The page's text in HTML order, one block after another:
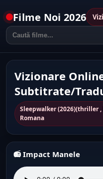
Filme Noi 2026
Vizionare
Subtitrate/
Sleepwalker (2026)(thriller
Romana
📻 Impact Manele